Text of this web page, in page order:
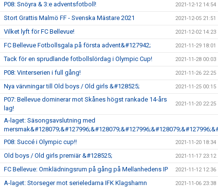
P08: Snöyra & 3:e adventsfotboll! 2021-12-12 14:54
Stort Grattis Malmö FF - Svenska Mästare 2021 2021-12-05 21:51
Vilket lyft för FC Bellevue! 2021-12-02 14:23
FC Bellevue Fotbollsgala på första advent&#127942; 2021-11-29 18:01
Tack för en sprudlande fotbollslördag i Olympic Cup! 2021-11-28 00:03
P08: Vinterserien i full gång! 2021-11-26 22:25
Nya värvningar till Old boys / Old girls &#128525; 2021-11-25 00:15
P07: Bellevue dominerar mot Skånes högst rankade 14-års
lag!
2021-11-20 22:25
A-laget: Säsongsavslutning med
P08: Succé i Olympic cup!!
2021-11-20 18:34
Old boys / Old girls premiär &#128525; 2021-11-17 23:12
FC Bellevue: Omklädningsrum på gång på Mellanhedens IP 2021-11-12 12:36
A-laget: Storseger mot serieledarna IFK Klagshamn 2021-11-06 23:38